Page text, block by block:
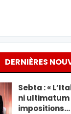
DERNIÈRES
Sebta : «
ni ultimatum
impositions…